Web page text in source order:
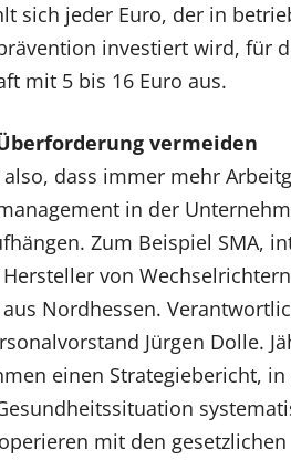
sich jeder Euro, der in
investiert wird, für
mit 5 bis 16 Euro aus.
vermeiden
dass immer mehr
in der
Zum Beispiel SMA,
von
Nordhessen.
Jürgen Dolle.
einen Strategiebericht,
mit den gesetzlichen